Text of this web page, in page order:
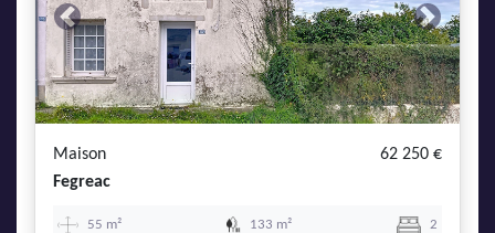
Previous Next
Maison
62 250 €
Fegreac
55 m² 133 m² 2